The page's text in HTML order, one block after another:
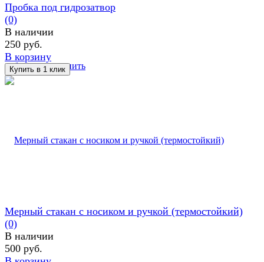
избранное сравнить
Пробка под гидрозатвор
(0)
В наличии
250 руб.
В корзину
Мерный стакан с носиком и ручкой (термостойкий)
(0)
В наличии
500 руб.